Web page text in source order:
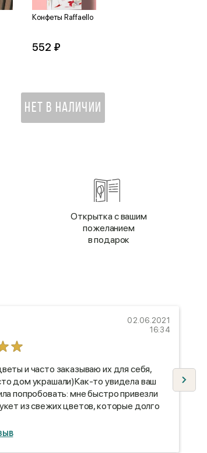
Конфеты Raffaello
552 ₽
НЕТ В НАЛИЧИИ
Открытка с вашим
пожеланием
в подарок
02.06.2021
16:34
и часто заказываю их для себя,
дом украшали)Как-то увидела ваш
попробовать: мне быстро привезли
из свежих цветов, которые долго